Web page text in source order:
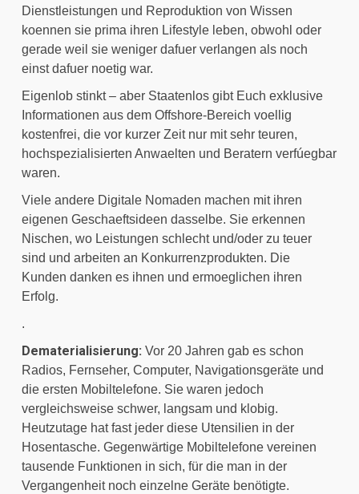
Dienstleistungen und Reproduktion von Wissen
koennen sie prima ihren Lifestyle leben, obwohl oder
gerade weil sie weniger dafuer verlangen als noch
einst dafuer noetig war.
Eigenlob stinkt – aber Staatenlos gibt Euch exklusive
Informationen aus dem Offshore-Bereich voellig
kostenfrei, die vor kurzer Zeit nur mit sehr teuren,
hochspezialisierten Anwaelten und Beratern verfúegbar
waren.
Viele andere Digitale Nomaden machen mit ihren
eigenen Geschaeftsideen dasselbe. Sie erkennen
Nischen, wo Leistungen schlecht und/oder zu teuer
sind und arbeiten an Konkurrenzprodukten. Die
Kunden danken es ihnen und ermoeglichen ihren
Erfolg.
.
Dematerialisierung: Vor 20 Jahren gab es schon
Radios, Fernseher, Computer, Navigationsgeräte und
die ersten Mobiltelefone. Sie waren jedoch
vergleichsweise schwer, langsam und klobig.
Heutzutage hat fast jeder diese Utensilien in der
Hosentasche. Gegenwärtige Mobiltelefone vereinen
tausende Funktionen in sich, für die man in der
Vergangenheit noch einzelne Geräte benötigte.